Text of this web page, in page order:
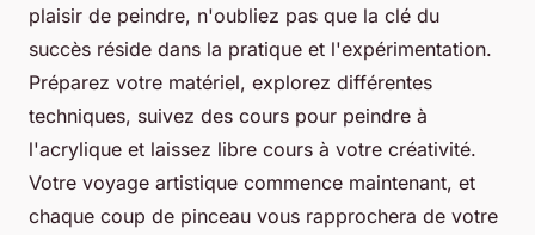
plaisir de peindre, n'oubliez pas que la clé du
succès réside dans la pratique et l'expérimentation.
Préparez votre matériel, explorez différentes
techniques, suivez des cours pour peindre à
l'acrylique et laissez libre cours à votre créativité.
Votre voyage artistique commence maintenant, et
chaque coup de pinceau vous rapprochera de votre